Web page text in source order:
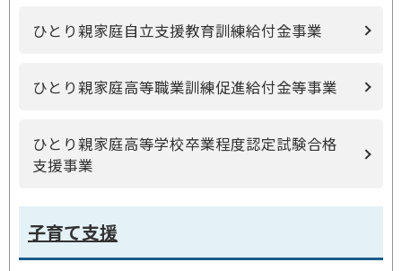
ひとり親家庭自立支援教育訓練給付金事業
ひとり親家庭高等職業訓練促進給付金等事業
ひとり親家庭高等学校卒業程度認定試験合格
支援事業
子育て支援